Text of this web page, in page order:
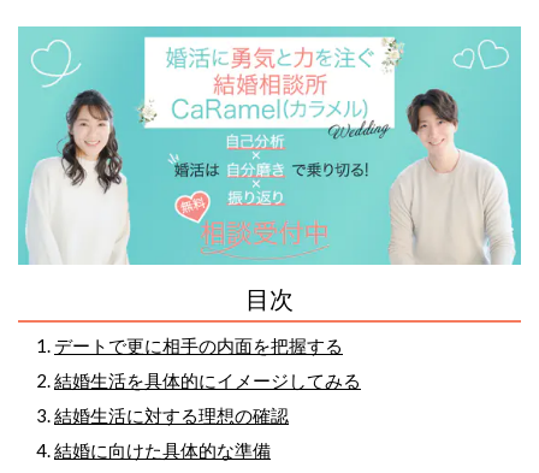
目次
デートで更に相手の内面を把握する
結婚生活を具体的にイメージしてみる
結婚生活に対する理想の確認
結婚に向けた具体的な準備